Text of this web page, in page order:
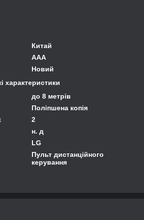
Китай
AAA
Новий
характеристики
до 8 метрів
Поліпшена копія
2
н. д
LG
Пульт дистанційного
керування